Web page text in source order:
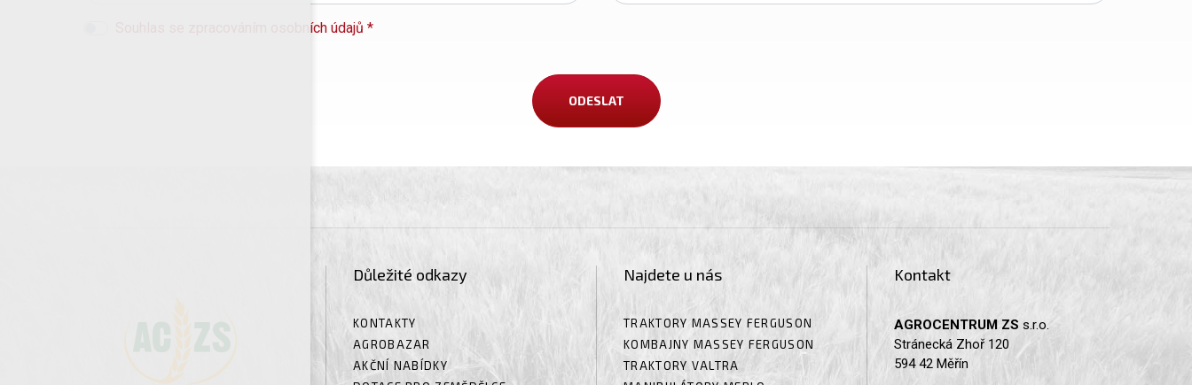
Souhlas se zpracováním osobních údajů *
Důležité odkazy
KONTAKTY
AGROBAZAR
AKČNÍ NABÍDKY
Najdete u nás
TRAKTORY MASSEY FERGUSON
KOMBAJNY MASSEY FERGUSON
TRAKTORY VALTRA
Kontakt
AGROCENTRUM ZS s.r.o.
Stránecká Zhoř 120
594 42 Měřín